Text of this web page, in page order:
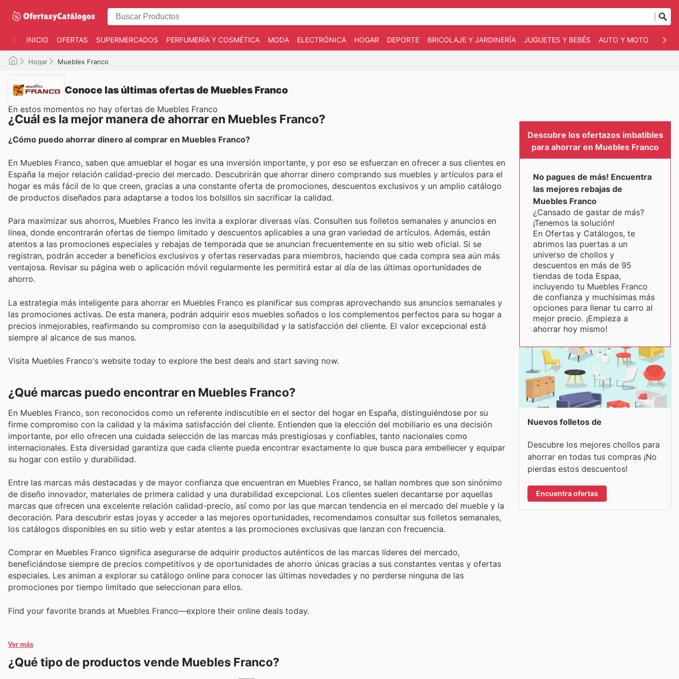
INICIO OFERTAS SUPERMERCADOS PERFUMERÍA Y COSMÉTICA MODA ELECTRÓNICA HOGAR DEPORTE BRICOLAJE Y JARDINERÍA JUGUETES Y BEBÉS AUTO Y MOTO
Hogar Muebles Franco
Conoce las últimas ofertas de Muebles Franco
En estos momentos no hay ofertas de Muebles Franco
¿Cuál es la mejor manera de ahorrar en Muebles Franco?
¿Cómo puedo ahorrar dinero al comprar en Muebles Franco?
En Muebles Franco, saben que amueblar el hogar es una inversión importante, y por eso se esfuerzan en ofrecer a sus clientes en
España la mejor relación calidad-precio del mercado. Descubrirán que ahorrar dinero comprando sus muebles y artículos para el
hogar es más fácil de lo que creen, gracias a una constante oferta de promociones, descuentos exclusivos y un amplio catálogo
de productos diseñados para adaptarse a todos los bolsillos sin sacrificar la calidad.
Para maximizar sus ahorros, Muebles Franco les invita a explorar diversas vías. Consulten sus folletos semanales y anuncios en
línea, donde encontrarán ofertas de tiempo limitado y descuentos aplicables a una gran variedad de artículos. Además, están
atentos a las promociones especiales y rebajas de temporada que se anuncian frecuentemente en su sitio web oficial. Si se
registran, podrán acceder a beneficios exclusivos y ofertas reservadas para miembros, haciendo que cada compra sea aún más
ventajosa. Revisar su página web o aplicación móvil regularmente les permitirá estar al día de las últimas oportunidades de
ahorro.
La estrategia más inteligente para ahorrar en Muebles Franco es planificar sus compras aprovechando sus anuncios semanales y
las promociones activas. De esta manera, podrán adquirir esos muebles soñados o los complementos perfectos para su hogar a
precios inmejorables, reafirmando su compromiso con la asequibilidad y la satisfacción del cliente. El valor excepcional está
siempre al alcance de sus manos.
Visita Muebles Franco's website today to explore the best deals and start saving now.
¿Qué marcas puedo encontrar en Muebles Franco?
En Muebles Franco, son reconocidos como un referente indiscutible en el sector del hogar en España, distinguiéndose por su
firme compromiso con la calidad y la máxima satisfacción del cliente. Entienden que la elección del mobiliario es una decisión
importante, por ello ofrecen una cuidada selección de las marcas más prestigiosas y confiables, tanto nacionales como
internacionales. Esta diversidad garantiza que cada cliente pueda encontrar exactamente lo que busca para embellecer y equipar
su hogar con estilo y durabilidad.
Entre las marcas más destacadas y de mayor confianza que encuentran en Muebles Franco, se hallan nombres que son sinónimo
de diseño innovador, materiales de primera calidad y una durabilidad excepcional. Los clientes suelen decantarse por aquellas
marcas que ofrecen una excelente relación calidad-precio, así como por las que marcan tendencia en el mercado del mueble y la
decoración. Para descubrir estas joyas y acceder a las mejores oportunidades, recomendamos consultar sus folletos semanales,
los catálogos disponibles en su sitio web y estar atentos a las promociones exclusivas que lanzan con frecuencia.
Comprar en Muebles Franco significa asegurarse de adquirir productos auténticos de las marcas líderes del mercado,
beneficiándose siempre de precios competitivos y de oportunidades de ahorro únicas gracias a sus constantes ventas y ofertas
especiales. Les animan a explorar su catálogo online para conocer las últimas novedades y no perderse ninguna de las
promociones por tiempo limitado que seleccionan para ellos.
Find your favorite brands at Muebles Franco—explore their online deals today.
Ver más
¿Qué tipo de productos vende Muebles Franco?
Descubre los ofertazos imbatibles
para ahorrar en Muebles Franco
No pagues de más! Encuentra
las mejores rebajas de
Muebles Franco
¿Cansado de gastar de más?
¡Tenemos la solución!
En Ofertas y Catálogos, te
abrimos las puertas a un
universo de chollos y
descuentos en más de 95
tiendas de toda Espaa,
incluyendo tu Muebles Franco
de confianza y muchísimas más
opciones para llenar tu carro al
mejor precio. ¡Empieza a
ahorrar hoy mismo!
Nuevos folletos de
Descubre los mejores chollos para
ahorrar en todas tus compras ¡No
pierdas estos descuentos!
Encuentra ofertas